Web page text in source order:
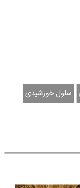
سلول خورشیدی